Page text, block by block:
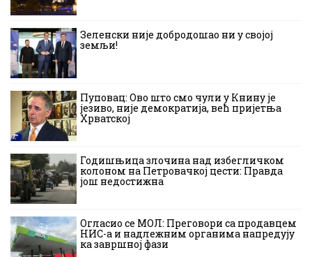
Зеленски није добродошао ни у својој
земљи!
Пуповац: Ово што смо чули у Книну је
језиво, није демократија, већ пријетња
Хрватској
Годишњица злочина над избегличком
колоном на Петровачкој цести: Правда
још недостижна
Огласио се МОЛ: Преговори са продавцем
НИС-а и надлежним органима напредују
ка завршној фази